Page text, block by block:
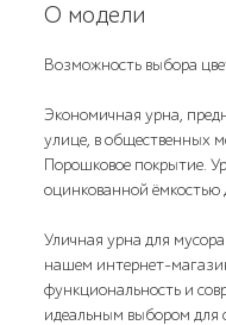
О модели
Возможность выбора
Экономичная урна,
улице, в общественных
Порошковое покрытие.
оцинкованной ёмкостью
Уличная урна для
нашем интернет-
функциональность и
идеальным выбором для